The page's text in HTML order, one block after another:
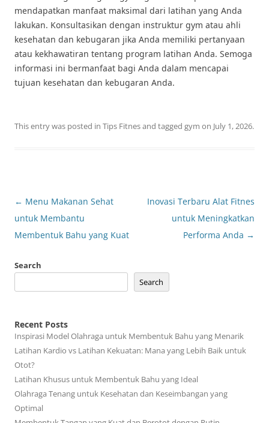
mendapatkan manfaat maksimal dari latihan yang Anda
lakukan. Konsultasikan dengan instruktur gym atau ahli
kesehatan dan kebugaran jika Anda memiliki pertanyaan
atau kekhawatiran tentang program latihan Anda. Semoga
informasi ini bermanfaat bagi Anda dalam mencapai
tujuan kesehatan dan kebugaran Anda.
This entry was posted in Tips Fitnesand tagged gym on July 1, 2026.
Post
navigation
← Menu Makanan Sehat
untuk Membantu
Membentuk Bahu yang Kuat
Inovasi Terbaru Alat Fitnes
untuk Meningkatkan
Performa Anda →
Search
Search
Recent Posts
Inspirasi Model Olahraga untuk Membentuk Bahu yang Menarik
Latihan Kardio vs Latihan Kekuatan: Mana yang Lebih Baik untuk
Otot?
Latihan Khusus untuk Membentuk Bahu yang Ideal
Olahraga Tenang untuk Kesehatan dan Keseimbangan yang
Optimal